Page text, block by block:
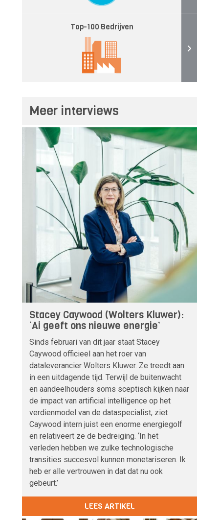
Top-100 Bedrijven
Meer interviews
Stacey Caywood (Wolters Kluwer):
‘Ai geeft ons nieuwe energie’
Sinds februari van dit jaar staat Stacey
Caywood officieel aan het roer van
dataleverancier Wolters Kluwer. Ze treedt aan
in een uitdagende tijd. Terwijl de buitenwacht
en aandeelhouders soms sceptisch kijken naar
de impact van artificial intelligence op het
verdienmodel van de dataspecialist, ziet
Caywood intern juist een enorme energiegolf
en relativeert ze de bedreiging. ‘In het
verleden hebben we zulke technologische
transities succesvol kunnen monetariseren. Ik
heb er alle vertrouwen in dat dat nu ook
gebeurt.’
LEES ARTIKEL